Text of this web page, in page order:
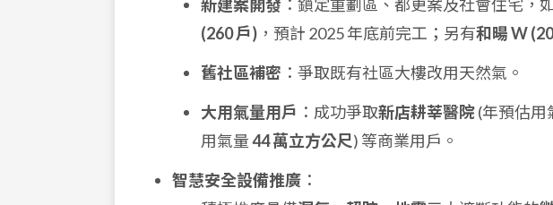
新建案開發 ：鎖定重劃區、都更案及社會住宅，
(260 戶) ，預計 2025 年底前完工；另有和暘 W
舊社區補密 ：爭取既有社區大樓改用天然氣。
大用氣量用戶 ：成功爭取新店耕莘醫院(年預估用
用氣量44 萬立方公尺) 等商業用戶。
智慧安全設備推廣 ：